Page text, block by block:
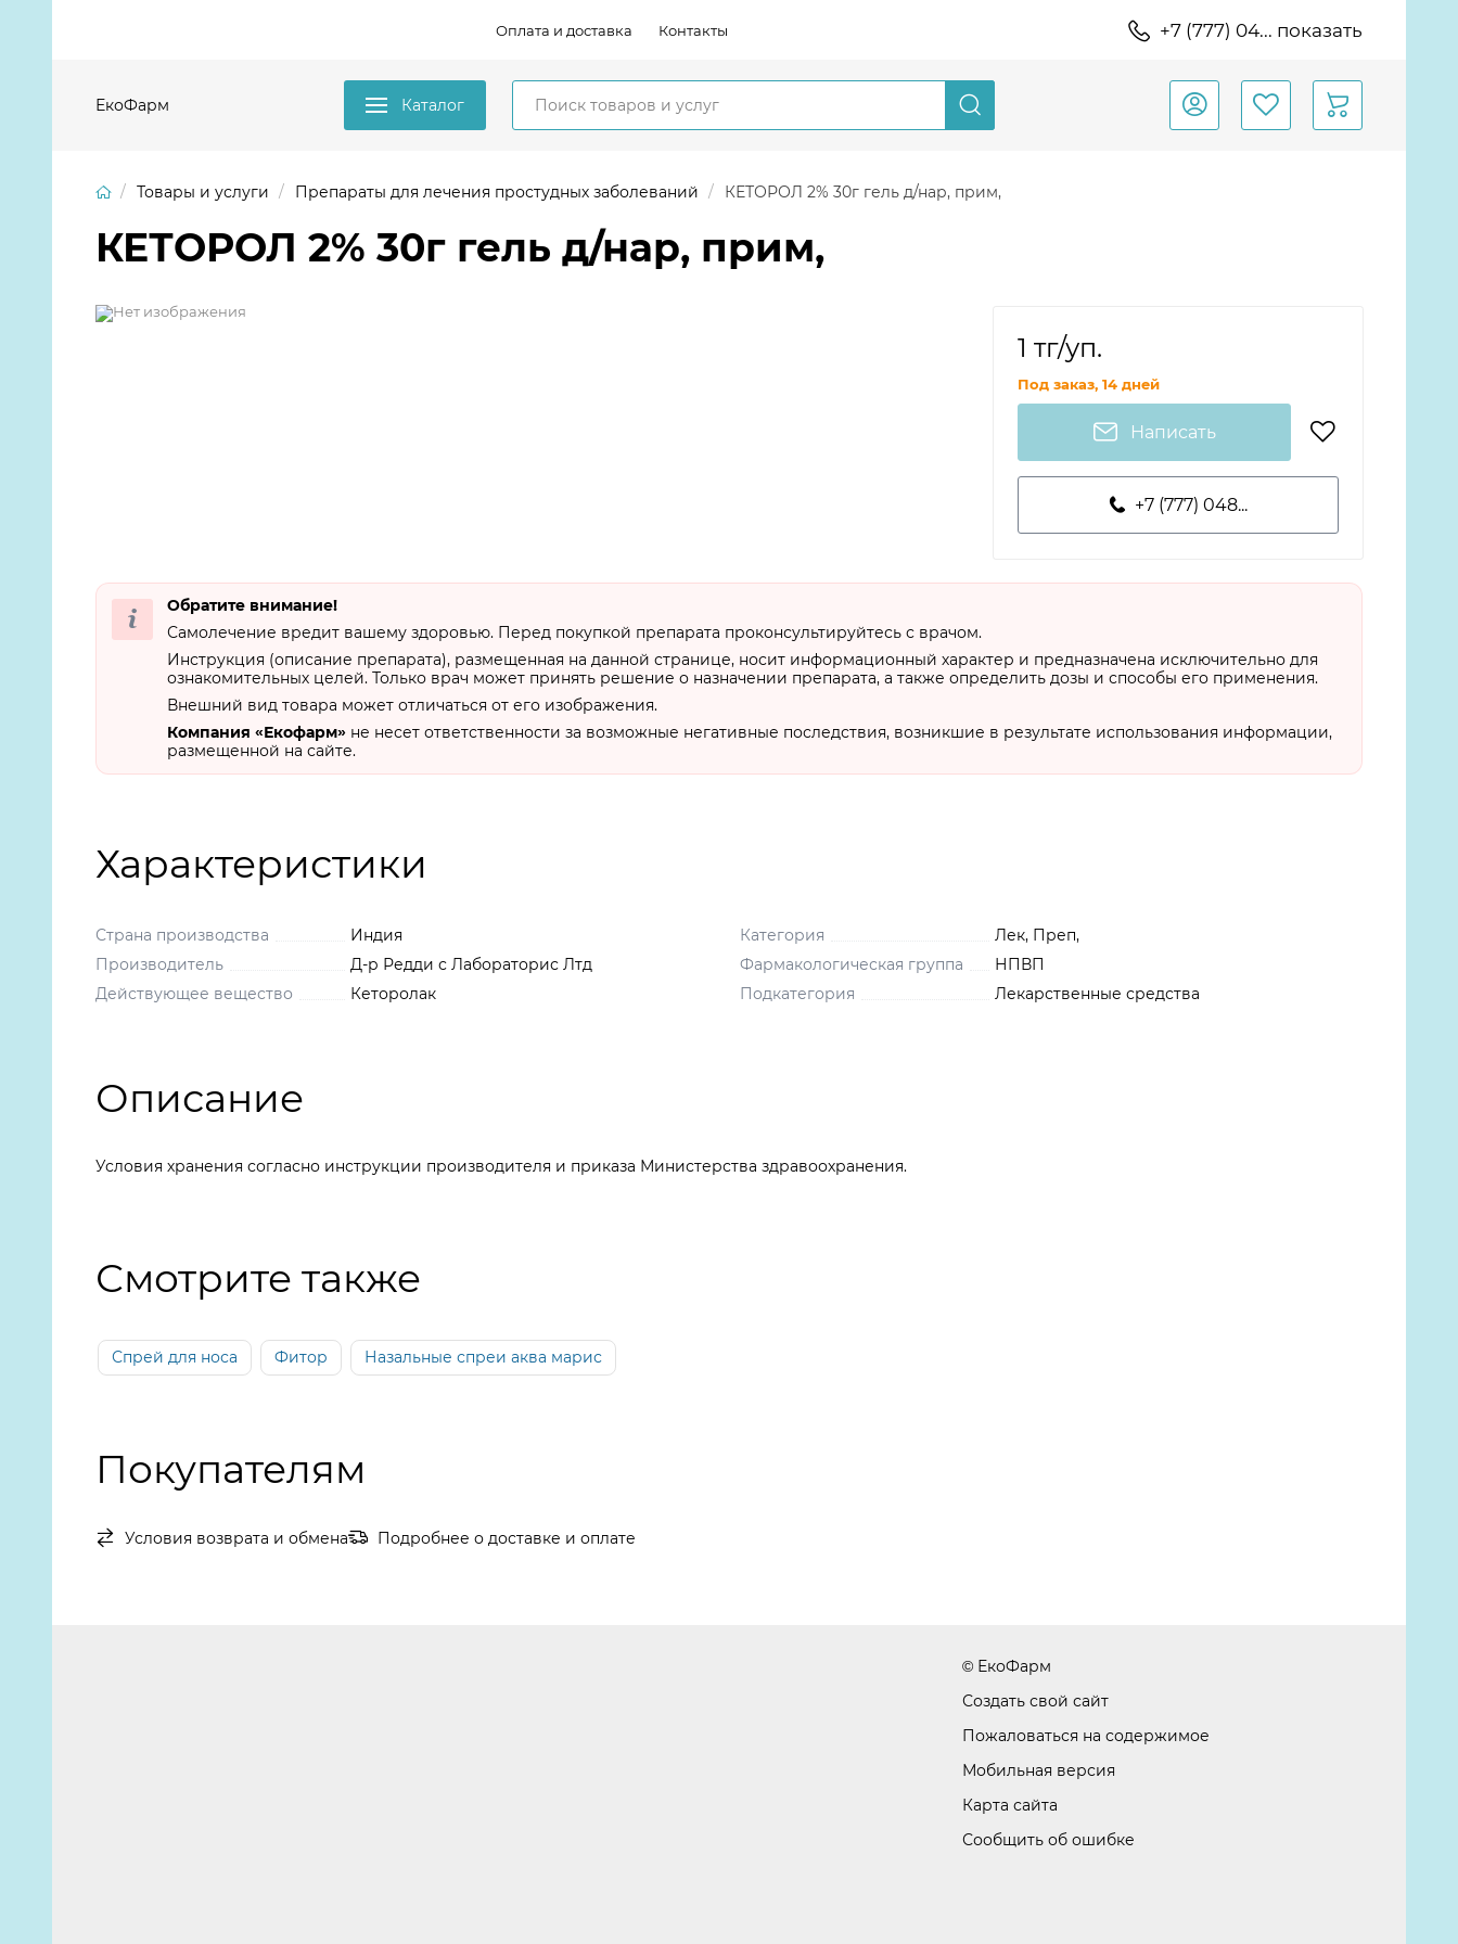
Оплата и доставка Контакты +7 (777) 04... показать
ЕкоФарм Каталог
Товары и услуги Препараты для лечения простудных заболеваний КЕТОРОЛ 2% 30г гель д/нар, прим,
КЕТОРОЛ 2% 30г гель д/нар, прим,
1 тг/уп.
Под заказ, 14 дней
Написать
+7 (777) 048...
Обратите внимание!
Самолечение вредит вашему здоровью. Перед покупкой препарата проконсультируйтесь с врачом.
Инструкция (описание препарата), размещенная на данной странице, носит информационный характер и предназначена исключительно для
ознакомительных целей. Только врач может принять решение о назначении препарата, а также определить дозы и способы его применения.
Внешний вид товара может отличаться от его изображения.
Компания «Екофарм» не несет ответственности за возможные негативные последствия, возникшие в результате использования информации,
размещенной на сайте.
Характеристики
Страна производства
Индия
Производитель
Д-р Редди с Лабораторис Лтд
Действующее вещество
Кеторолак
Категория
Лек, Преп,
Фармакологическая группа
НПВП
Подкатегория
Лекарственные средства
Описание
Условия хранения согласно инструкции производителя и приказа Министерства здравоохранения.
Смотрите также
Спрей для носа Фитор Назальные спреи аква марис
Покупателям
Условия возврата и обмена Подробнее о доставке и оплате
© ЕкоФарм
Создать свой сайт
Пожаловаться на содержимое
Мобильная версия
Карта сайта
Сообщить об ошибке